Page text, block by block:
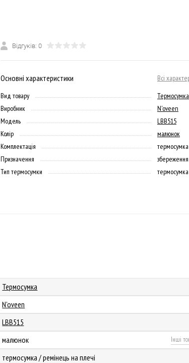
Відгуків: 0
Основні характеристики
Всі
Вид товару
Термосумка
Виробник
N'oveen
Модель
LBB515
Колір
малюнок
Комплектація
Призначення
Тип термосумки
термосумка
Термосумка
N'oveen
LBB515
малюнок Інші
термосумка / ремінець на плечі